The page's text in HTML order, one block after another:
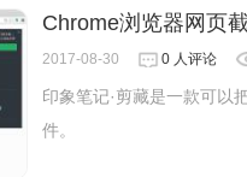
Chrome浏览器网页
2017-08-30 0 人评论
印象笔记·剪藏是一款可以
件。